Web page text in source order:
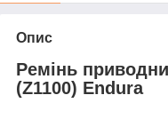
Опис
Ремінь
(Z1100) Endura